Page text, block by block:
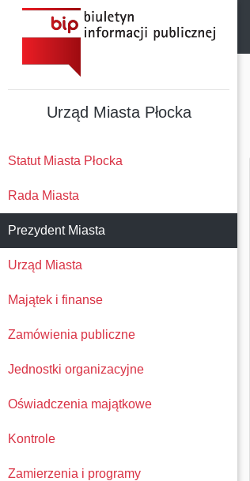
Urząd Miasta Płocka
Statut Miasta Płocka
Rada Miasta
Prezydent Miasta
Urząd Miasta
Majątek i finanse
Zamówienia publiczne
Jednostki organizacyjne
Oświadczenia majątkowe
Kontrole
Zamierzenia i programy